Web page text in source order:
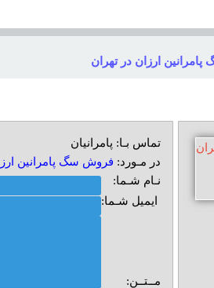
ارزان در تهران
تماس بـا: پامرانیان
در مـورد: فروش سگ پامرانين
نـام شـما:
ایمیل شـما:
مــتــن: